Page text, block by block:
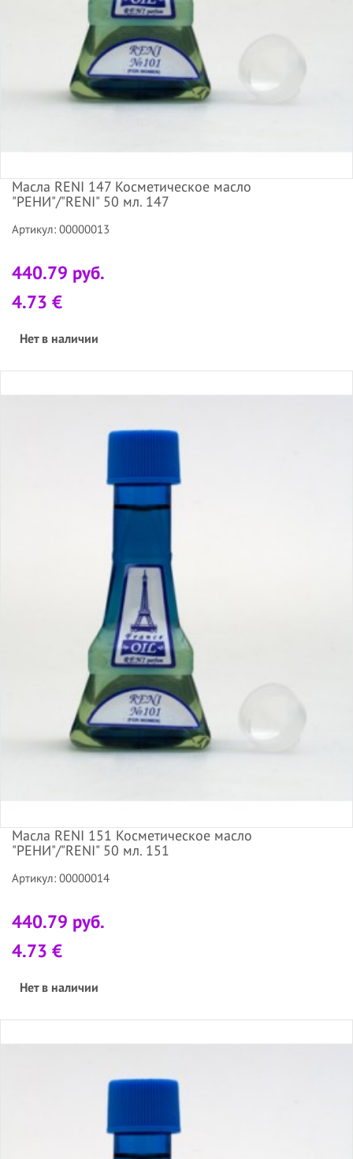
Масла RENI 147 Косметическое масло
"РЕНИ"/"RENI" 50 мл. 147
Артикул: 00000013
440.79 руб.
4.73 €
Нет в наличии
Масла RENI 151 Косметическое масло
"РЕНИ"/"RENI" 50 мл. 151
Артикул: 00000014
440.79 руб.
4.73 €
Нет в наличии